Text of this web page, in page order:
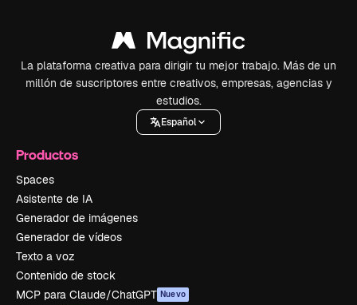
La plataforma creativa para dirigir tu mejor trabajo. Más de un
millón de suscriptores entre creativos, empresas, agencias y
estudios.
Español
Productos
Spaces
Asistente de IA
Generador de imágenes
Generador de vídeos
Texto a voz
Contenido de stock
MCP para Claude/ChatGPT Nuevo